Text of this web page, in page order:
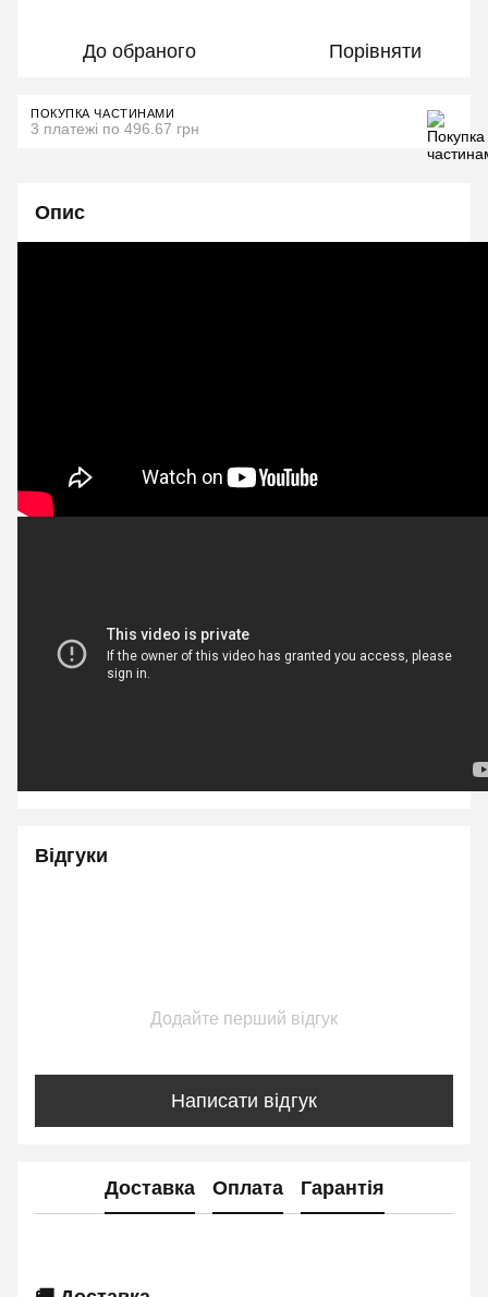
До обраного Порівняти
ПОКУПКА ЧАСТИНАМИ
3 платежі по 496.67 грн
Опис
Відгуки
Додайте перший відгук
Написати відгук
Доставка Оплата Гарантія